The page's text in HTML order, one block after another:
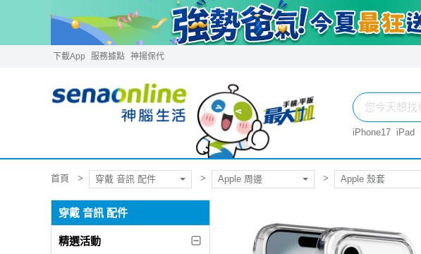
下載App 服務據點 神揚保代
iPhone17 iPad
首頁 穿戴 音訊 配件 Apple 周邊 Apple 殼套
穿戴 音訊 配件
精選活動